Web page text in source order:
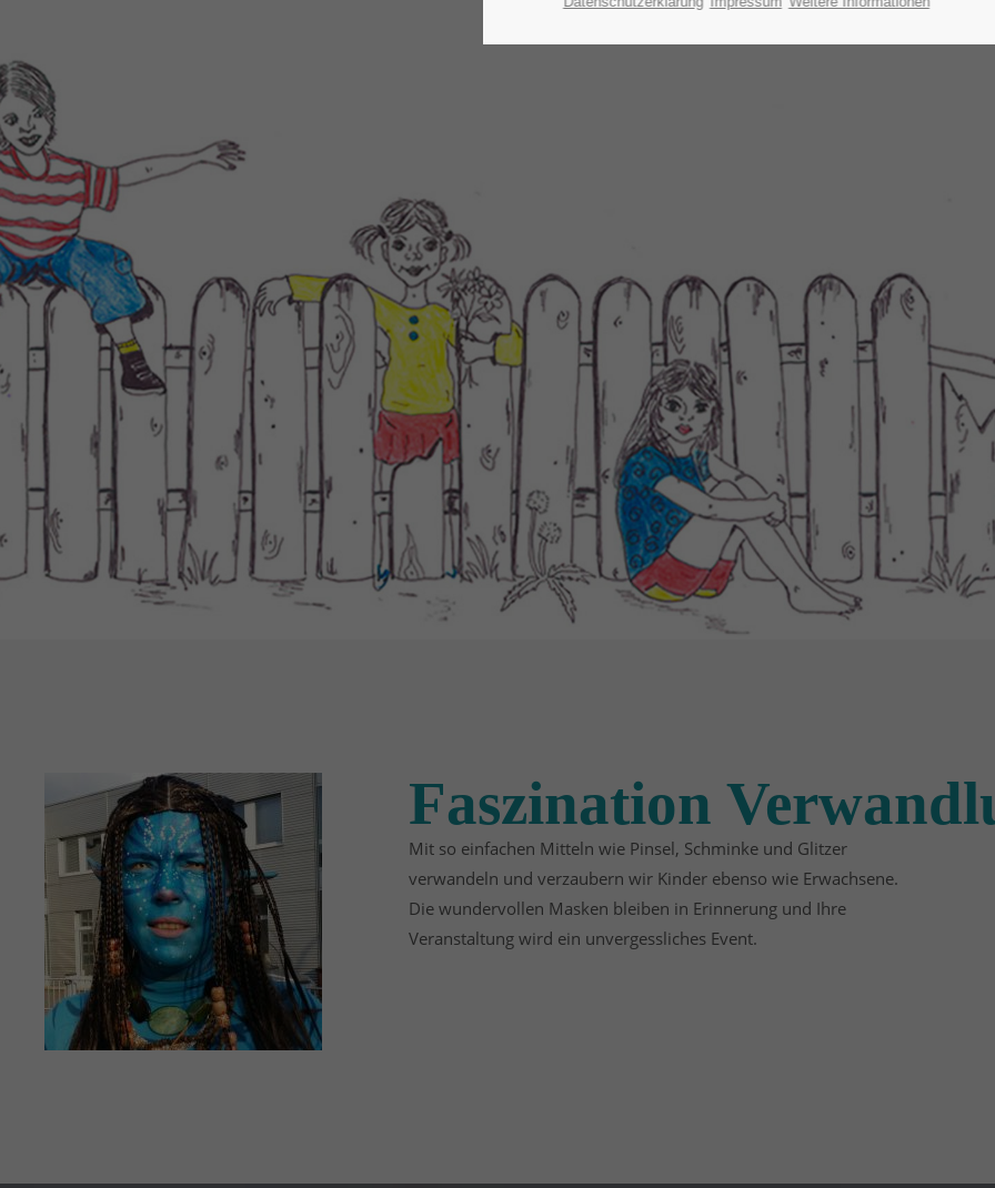
Faszination
Mit so einfachen Mitteln wie Pinsel, Schminke und Glitzer
verwandeln und verzaubern wir Kinder ebenso wie Erwachsene.
Die wundervollen Masken bleiben in Erinnerung und Ihre
Veranstaltung wird ein unvergessliches Event.